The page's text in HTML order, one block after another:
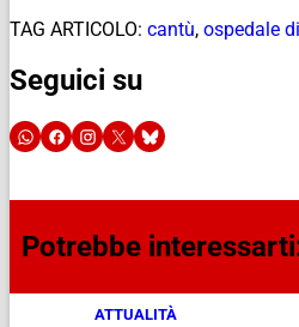
TAG ARTICOLO: cantù, ospedale
Seguici su
Potrebbe
ATTUALITÀ